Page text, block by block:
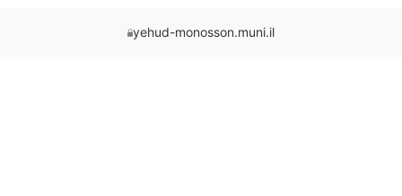
yehud-monosson.muni.il